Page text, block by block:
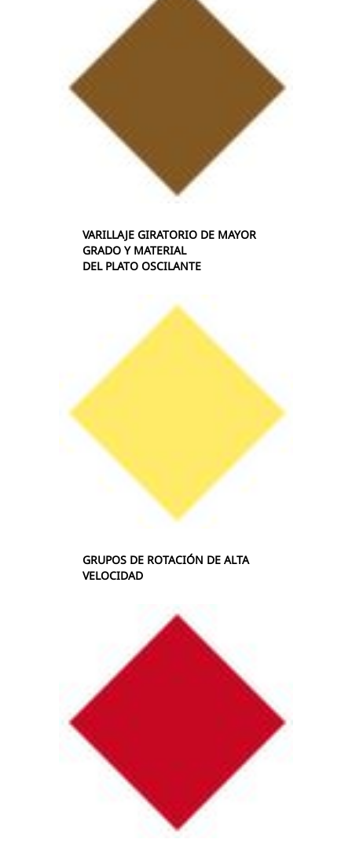
VARILLAJE GIRATORIO DE MAYOR
GRADO Y MATERIAL
DEL PLATO OSCILANTE
GRUPOS DE ROTACIÓN DE ALTA
VELOCIDAD